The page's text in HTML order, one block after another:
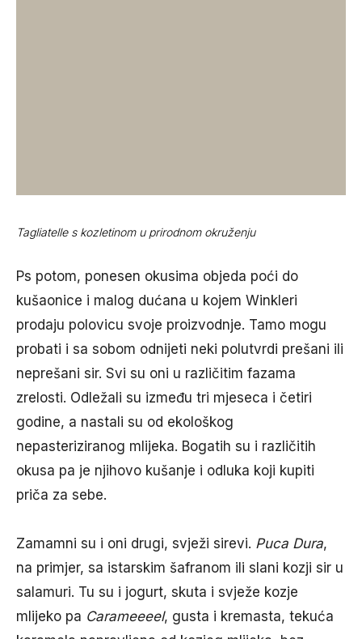
Tagliatelle s kozletinom u prirodnom okruženju
Ps potom, ponesen okusima objeda poći do
kušaonice i malog dućana u kojem Winkleri
prodaju polovicu svoje proizvodnje. Tamo mogu
probati i sa sobom odnijeti neki polutvrdi prešani ili
neprešani sir. Svi su oni u različitim fazama
zrelosti. Odležali su između tri mjeseca i četiri
godine, a nastali su od ekološkog
nepasteriziranog mlijeka. Bogatih su i različitih
okusa pa je njihovo kušanje i odluka koji kupiti
priča za sebe.
Zamamni su i oni drugi, svježi sirevi. Puca Dura,
na primjer, sa istarskim šafranom ili slani kozji sir u
salamuri. Tu su i jogurt, skuta i svježe kozje
mlijeko pa Carameeeel, gusta i kremasta, tekuća